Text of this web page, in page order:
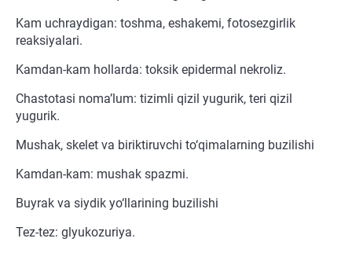
Kam uchraydigan: toshma, eshakemi, fotosezgirlik
reaksiyalari.
Kamdan-kam hollarda: toksik epidermal nekroliz.
Chastotasi noma’lum: tizimli qizil yugurik, teri qizil
yugurik.
Mushak, skelet va biriktiruvchi to‘qimalarning buzilishi
Kamdan-kam: mushak spazmi.
Buyrak va siydik yo‘llarining buzilishi
Tez-tez: glyukozuriya.